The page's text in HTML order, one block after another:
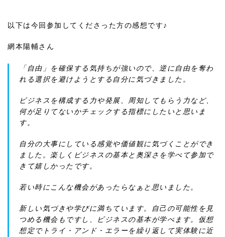
以下は今回参加してくださった方の感想です♪
網本陽輔さん
「自由」を確保する気持ちが強いので、逆に自由を奪わ
れる選択を避けようとする自分に気づきました。
ビジネスを構成する力や発展、周知してもらう力など、
何が足りてないかチェックする指標にしたいと思いま
す。 ㅤㅤㅤㅤㅤㅤㅤㅤㅤㅤㅤㅤㅤ
自分の大事にしている感覚や価値観に気づくことができ
ました。楽しくビジネスの基本と奥深さを学べて参加で
きて嬉しかったです。
若い時にこんな機会があったらなぁと思いました。 ㅤㅤㅤㅤㅤㅤㅤㅤㅤㅤㅤㅤㅤ
新しい気づきや学びに満ちています。自己の可能性を見
つめる機会もですし、ビジネスの基本が学べます。仮想
想定でトライ・アンド・エラーを繰り返して実体験に近